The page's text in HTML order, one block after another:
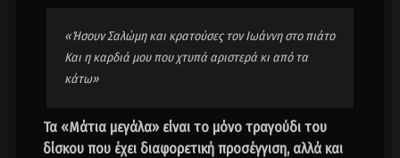
«Ήσουν Σαλώμη και κρατούσες τον Ιωάννη στο πιάτο
Και η καρδιά μου που χτυπά αριστερά κι από τα
κάτω»
Τα «Μάτια μεγάλα» είναι το μόνο τραγούδι του
δίσκου που έχει διαφορετική προσέγγιση, αλλά και